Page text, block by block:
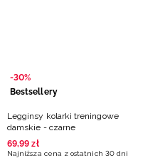
-30%
Bestsellery
Legginsy kolarki treningowe
damskie - czarne
69,99 zł
Najniższa cena z ostatnich 30 dni